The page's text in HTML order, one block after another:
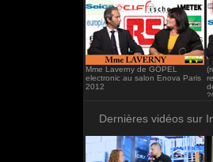
Mme Laverny de GÖPEL
electronic au salon Enova Paris
2012
Dernières vidéos sur